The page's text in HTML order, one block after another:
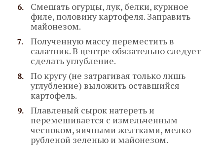
Смешать огурцы, лук, белки, куриное
филе, половину картофеля. Заправить
майонезом.
Полученную массу переместить в
салатник. В центре обязательно следует
сделать углубление.
По кругу (не затрагивая только лишь
углубление) выложить оставшийся
картофель.
Плавленый сырок натереть и
перемешивается с измельченным
чесноком, яичными желтками, мелко
рубленой зеленью и майонезом.